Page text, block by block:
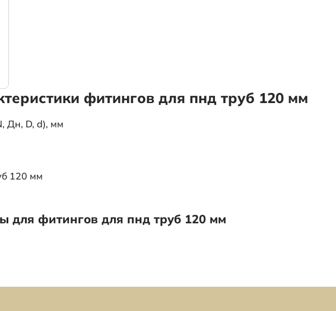
фитингов для пнд труб 120 мм
Дн, D, d), мм
120 мм
для фитингов для пнд труб 120 мм